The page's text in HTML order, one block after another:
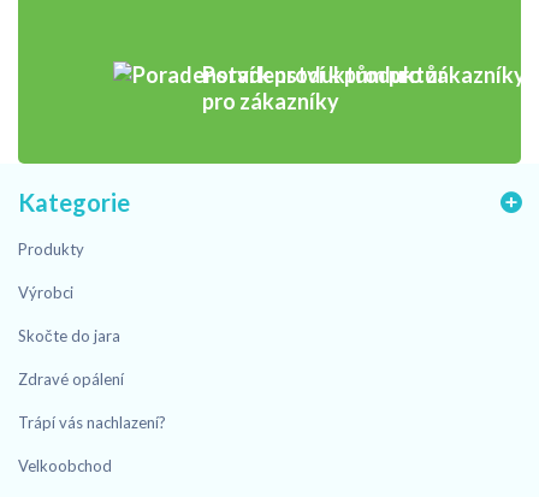
Poradenství k produktům
pro zákazníky
Kategorie
Produkty
Výrobci
Skočte do jara
Zdravé opálení
Trápí vás nachlazení?
Velkoobchod